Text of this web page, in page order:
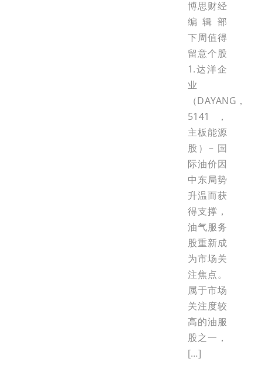
博思财经
编辑部
下周值得
留意个股
1.达洋企
业
（DAYANG，
5141，
主板能源
股）– 国
际油价因
中东局势
升温而获
得支撑，
油气服务
股重新成
为市场关
注焦点。
属于市场
关注度较
高的油服
股之一，
[…]